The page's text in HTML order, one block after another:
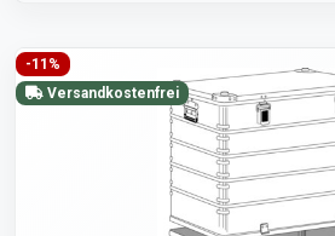
-11%
Versandkostenfrei